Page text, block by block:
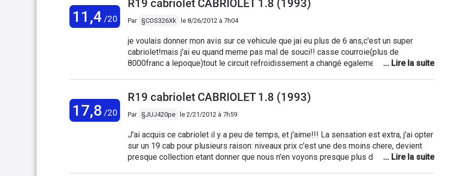
11,4 /20
R19 cabriolet CABRIOLET 1.8 (1993)
Par §COS326Xk le 8/26/2012 à 7h04
je voulais donner mon avis sur ce vehicule que jai eu plus de 6 ans,c'est un super
cabriolet!mais j'ai eu quand meme pas mal de souci!! casse courroie(plus de
8000franc a lepoque)tout le circuit refroidissement a changé egalement!quelques
arriere en plastique s abime vite avec le soleil
17,8 /20
R19 cabriolet CABRIOLET 1.8 (1993)
Par §JUJ420pe le 2/21/2012 à 7h59
J'ai acquis ce cabriolet il y a peu de temps, et j'aime!!! La sensation est extra, j'ai opter
sur un 19 cab pour plusieurs raison: niveaux prix c'est une des moins chere, devient
presque collection etant donner que nous n'en voyons presque plus dans les rues (je